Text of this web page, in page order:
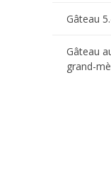
Gâteau
Gâteau
grand-